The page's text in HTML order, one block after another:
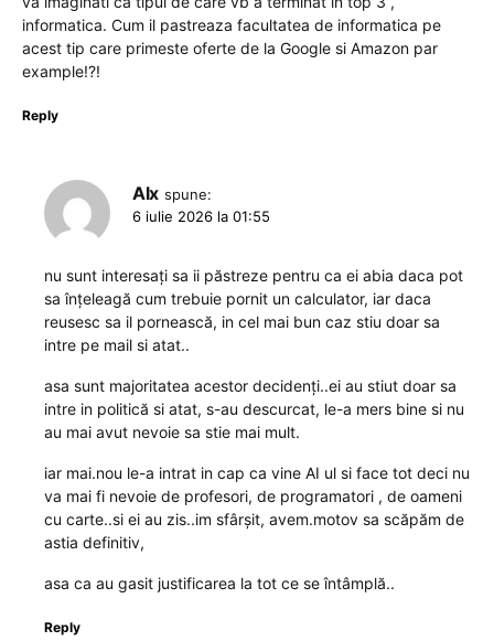
informatica. Cum il pastreaza facultatea de informatica pe
acest tip care primeste oferte de la Google si Amazon par
example!?!
Reply
Alx spune:
6 iulie 2026 la 01:55
nu sunt interesați sa ii păstreze pentru ca ei abia daca pot
sa înțeleagă cum trebuie pornit un calculator, iar daca
reusesc sa il pornească, in cel mai bun caz stiu doar sa
intre pe mail si atat..
asa sunt majoritatea acestor decidenți..ei au stiut doar sa
intre in politică si atat, s-au descurcat, le-a mers bine si nu
au mai avut nevoie sa stie mai mult.
iar mai.nou le-a intrat in cap ca vine AI ul si face tot deci nu
va mai fi nevoie de profesori, de programatori , de oameni
cu carte..si ei au zis..im sfârșit, avem.motov sa scăpăm de
astia definitiv,
asa ca au gasit justificarea la tot ce se întâmplă..
Reply